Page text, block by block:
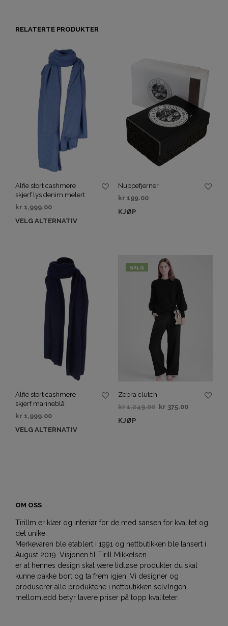
RELATERTE PRODUKTER
Alfie stort cashmere
skjerf lys denim melert
kr 1,999.00
VELG ALTERNATIV
Nuppefjerner
kr 199.00
KJØP
Alfie stort cashmere
skjerf marineblå
kr 1,999.00
VELG ALTERNATIV
SALG
Zebra clutch
kr1,249.00 kr 375.00
KJØP
OM OSS
Tirillm er klær og interiør for de med sansen for kvalitet og
det unike.
Merkevaren ble etablert i 1991 og nettbutikken ble lansert i
August 2019. Visjonen til Tirill Mikkelsen
er at hennes design skal være tidløse produkter du skal
kunne pakke bort og ta frem igjen. Vi designer og
produserer alle produktene i nettbutikken selv.Ingen
mellomledd betyr lavere priser på topp kvaliteter.